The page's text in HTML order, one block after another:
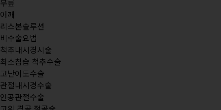
무릎
어깨
리스본솔루션
비수술요법
척추내시경시술
최소침습 척추수술
고난이도수술
관절내시경수술
인공관절수술